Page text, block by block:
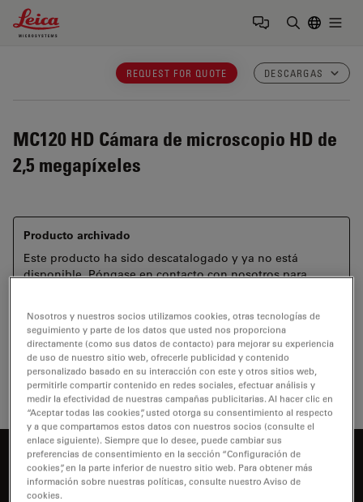
Leica Microsystems Logo
REQUEST FOR QUOTE DESCARGAS
MC120 HD Cámara de microscopio HD de
2,5 megapíxeles
Producto archivado
Este producto ha sido descatalogado y ya no está
disponible. Póngase en contacto con nosotros para
¿En qué podemos ayudarle?
Nosotros y nuestros socios utilizamos cookies, otras tecnologías de
seguimiento y parte de los datos que usted nos proporciona
directamente (como sus datos de contacto) para mejorar su experiencia
de uso de nuestro sitio web, ofrecerle publicidad y contenido
personalizado basado en su interacción con este y otros sitios web,
permitirle compartir contenido en redes sociales, efectuar análisis y
medir la efectividad de nuestras campañas publicitarias. Al hacer clic en
“Aceptar todas las cookies”, usted otorga su consentimiento al respecto
y a que compartamos estos datos con nuestros socios (consulte el
enlace siguiente). Siempre que lo desee, puede cambiar sus
preferencias de consentimiento en la sección “Configuración de
cookies”, en la parte inferior de nuestro sitio web. Para obtener más
información sobre nuestras políticas, consulte nuestro Aviso de
cookies.